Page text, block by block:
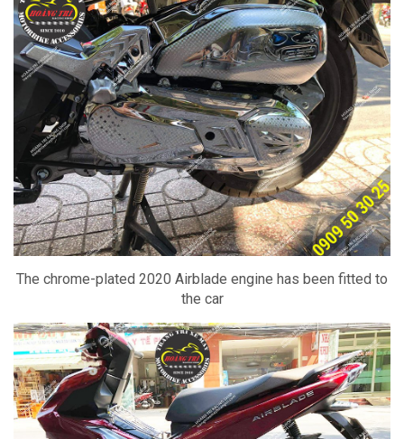
The chrome-plated 2020 Airblade engine has been fitted to
the car